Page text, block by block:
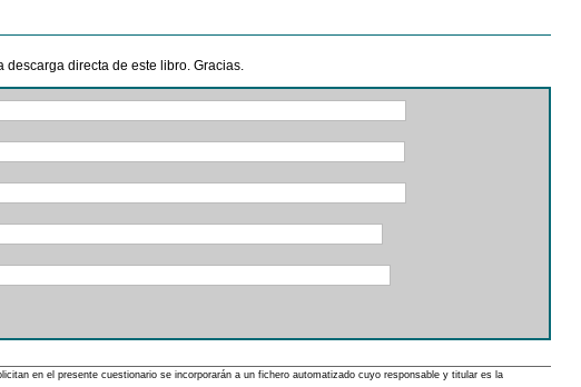
directa de este libro. Gracias.
en el presente cuestionario se incorporarán a un fichero automatizado cuyo responsable y titular es la